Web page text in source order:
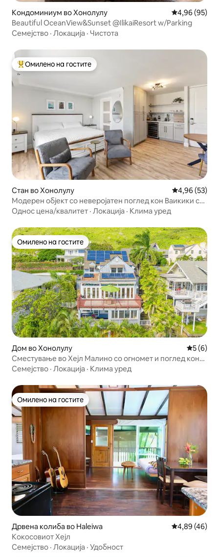
Кондоминиум во Хонолулу Просечна
4,96 (95)
Beautiful OceanView&Sunset @IlikaiResort w/Parking
Семејство · Локација · Чистота
Меѓу најуспешните „Омилени на гостите“
Омилено на гостите
Стан во Хонолулу Просечна
4,96 (53)
Модерен објект со неверојатен поглед кон Ваикики со
Ланаи
Однос цена/квалитет · Локација · Клима уред
Омилено на гостите
Омилено на гостите
Дом во Хонолулу
5 (6)
Сместување во Хејл Малино со огномет и поглед кон
Дајмонд Хед
Семејство · Локација · Клима уред
Омилено на гостите
Омилено на гостите
Дрвена колиба во Haleiwa Просечна
4,89 (46)
Кокосовиот Хејл
Семејство · Локација · Удобност